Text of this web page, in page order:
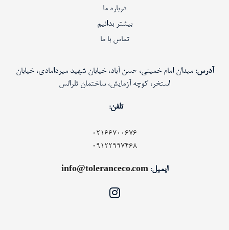
درباره ما
بیشتر بدانیم
تماس با ما
آدرس: میدان امام خمینی، حسن آباد، خیابان شهید میردامادی، خیابان
استخر، کوچه آزمایش، ساختمان تلرانس
تلفن:
02166700676
09122997468
ایمیل:info@toleranceco.com